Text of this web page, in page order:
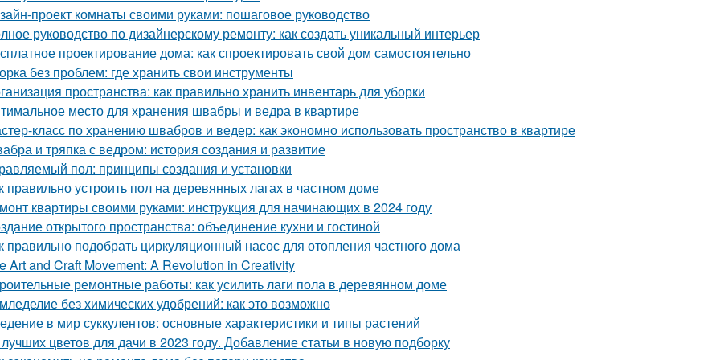
проект комнаты своими руками: пошаговое руководство
руководство по дизайнерскому ремонту: как создать уникальный интерьер
проектирование дома: как спроектировать свой дом самостоятельно
без проблем: где хранить свои инструменты
пространства: как правильно хранить инвентарь для уборки
место для хранения швабры и ведра в квартире
класс по хранению швабров и ведер: как экономно использовать пространство в квартире
и тряпка с ведром: история создания и развитие
пол: принципы создания и установки
правильно устроить пол на деревянных лагах в частном доме
квартиры своими руками: инструкция для начинающих в 2024 году
открытого пространства: объединение кухни и гостиной
правильно подобрать циркуляционный насос для отопления частного дома
Art and Craft Movement: A Revolution in Creativity
ремонтные работы: как усилить лаги пола в деревянном доме
без химических удобрений: как это возможно
в мир суккулентов: основные характеристики и типы растений
цветов для дачи в 2023 году. Добавление статьи в новую подборку